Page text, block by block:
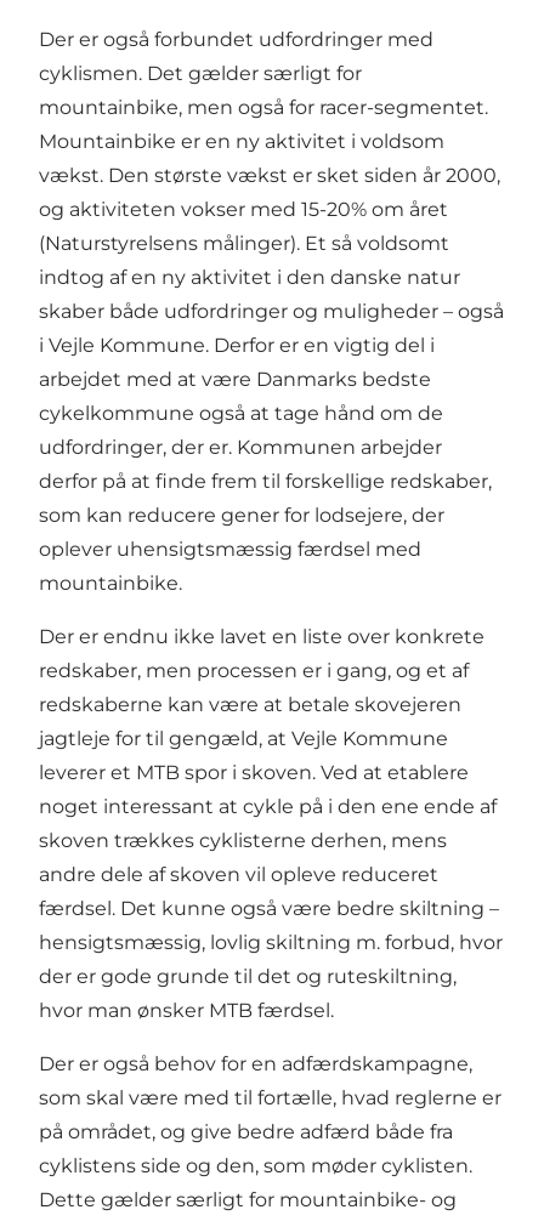
Der er også forbundet udfordringer med
cyklismen. Det gælder særligt for
mountainbike, men også for racer-segmentet.
Mountainbike er en ny aktivitet i voldsom
vækst. Den største vækst er sket siden år 2000,
og aktiviteten vokser med 15-20% om året
(Naturstyrelsens målinger). Et så voldsomt
indtog af en ny aktivitet i den danske natur
skaber både udfordringer og muligheder – også
i Vejle Kommune. Derfor er en vigtig del i
arbejdet med at være Danmarks bedste
cykelkommune også at tage hånd om de
udfordringer, der er. Kommunen arbejder
derfor på at finde frem til forskellige redskaber,
som kan reducere gener for lodsejere, der
oplever uhensigtsmæssig færdsel med
mountainbike.
Der er endnu ikke lavet en liste over konkrete
redskaber, men processen er i gang, og et af
redskaberne kan være at betale skovejeren
jagtleje for til gengæld, at Vejle Kommune
leverer et MTB spor i skoven. Ved at etablere
noget interessant at cykle på i den ene ende af
skoven trækkes cyklisterne derhen, mens
andre dele af skoven vil opleve reduceret
færdsel. Det kunne også være bedre skiltning –
hensigtsmæssig, lovlig skiltning m. forbud, hvor
der er gode grunde til det og ruteskiltning,
hvor man ønsker MTB færdsel.
Der er også behov for en adfærdskampagne,
som skal være med til fortælle, hvad reglerne er
på området, og give bedre adfærd både fra
cyklistens side og den, som møder cyklisten.
Dette gælder særligt for mountainbike- og